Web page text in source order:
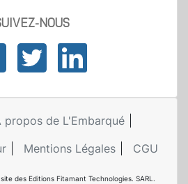
NOUS
propos de L'Embarqué
Mentions Légales CGU
des Editions Fitamant Technologies. SARL.